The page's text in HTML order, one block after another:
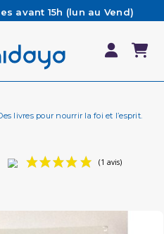
avant 15h (lun au Vend)
le jour même
notre FAQ
de 65€ d'achat*
livres pour nourrir la foi et l’esprit.